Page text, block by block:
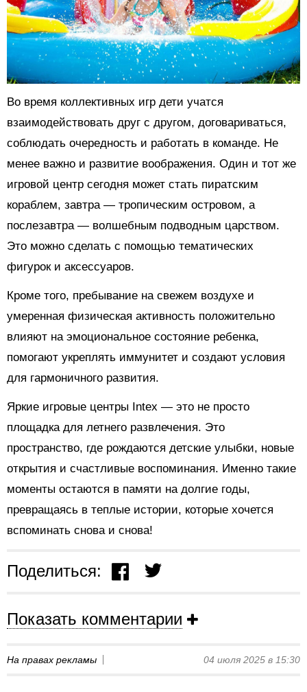
Во время коллективных игр дети учатся
взаимодействовать друг с другом, договариваться,
соблюдать очередность и работать в команде. Не
менее важно и развитие воображения. Один и тот же
игровой центр сегодня может стать пиратским
кораблем, завтра — тропическим островом, а
послезавтра — волшебным подводным царством.
Это можно сделать с помощью тематических
фигурок и аксессуаров.
Кроме того, пребывание на свежем воздухе и
умеренная физическая активность положительно
влияют на эмоциональное состояние ребенка,
помогают укреплять иммунитет и создают условия
для гармоничного развития.
Яркие игровые центры Intex — это не просто
площадка для летнего развлечения. Это
пространство, где рождаются детские улыбки, новые
открытия и счастливые воспоминания. Именно такие
моменты остаются в памяти на долгие годы,
превращаясь в теплые истории, которые хочется
вспоминать снова и снова!
Поделиться:
Показать комментарии
На правах рекламы 04 июля 2025 в 15:30